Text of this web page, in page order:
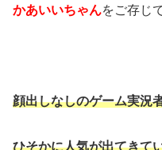
かあいいちゃんをご存じ
顔出しなしのゲーム実況
ひそかに人気が出てきて